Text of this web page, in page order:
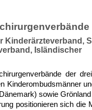
Kinderärzteverband,
Isländischer
der
Kinderombudsmänner
sowie
positionieren sich die